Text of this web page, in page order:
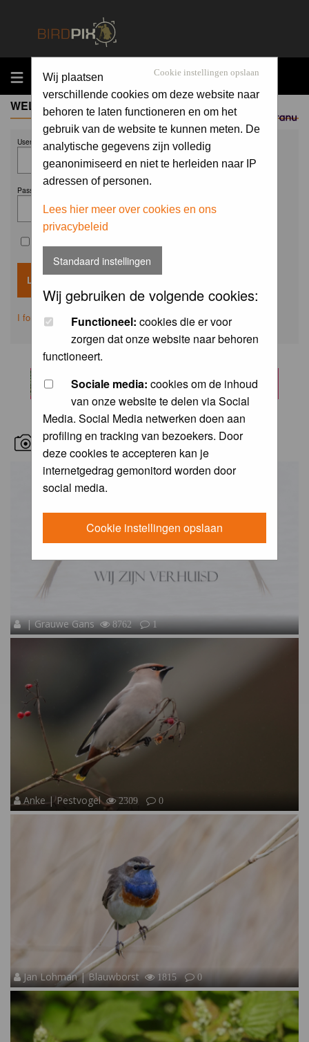
MENU
Sponsored by
Cookie instellingen opslaan
Wij plaatsen
verschillende cookies om deze website naar
behoren te laten functioneren en om het
gebruik van de website te kunnen meten. De
analytische gegevens zijn volledig
geanonimiseerd en niet te herleiden naar IP
adressen of personen.
Lees hier meer over cookies en ons
privacybeleid
Standaard instellingen
Wij gebruiken de volgende cookies:
Functioneel: cookies die er voor
zorgen dat onze website naar behoren
functioneert.
Sociale media: cookies om de inhoud
van onze website te delen via Social
Media. Social Media netwerken doen aan
profiling en tracking van bezoekers. Door
deze cookies te accepteren kan je
internetgedrag gemonitord worden door
social media.
Cookie instellingen opslaan
WELCOME GUEST
Username:
Password:
I forgot my password
RECENT BIRD PICS
| Grauwe Gans 8762 1
Anke | Pestvogel 2309 0
Jan Lohman | Blauwborst 1815 0